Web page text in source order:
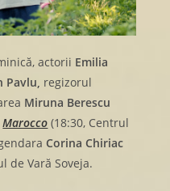
actorii Emilia
Pavlu, regizorul
Miruna Berescu
Marocco (18:30, Centrul
Corina Chiriac
de Vară Soveja.